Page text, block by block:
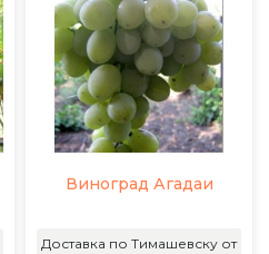
Виноград Агадаи
Доставка по Тимашевску от